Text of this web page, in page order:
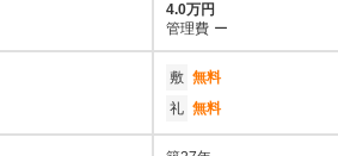
4.0万円
管理費 ー
敷 無料
礼 無料